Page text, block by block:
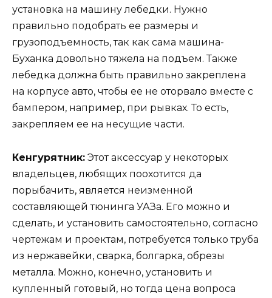
установка на машину лебедки. Нужно
правильно подобрать ее размеры и
грузоподъемность, так как сама машина-
Буханка довольно тяжела на подъем. Также
лебедка должна быть правильно закреплена
на корпусе авто, чтобы ее не оторвало вместе с
бампером, например, при рывках. То есть,
закрепляем ее на несущие части.
Кенгурятник: Этот аксессуар у некоторых
владельцев, любящих поохотится да
порыбачить, является неизменной
составляющей тюнинга УАЗа. Его можно и
сделать, и установить самостоятельно, согласно
чертежам и проектам, потребуется только труба
из нержавейки, сварка, болгарка, обрезы
металла. Можно, конечно, установить и
купленный готовый, но тогда цена вопроса